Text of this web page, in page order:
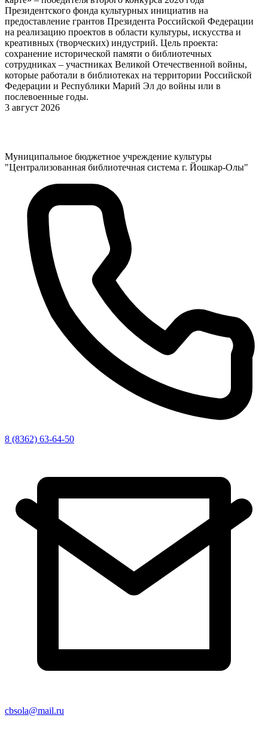
Президентского фонда культурных инициатив на
предоставление грантов Президента Российской Федерации
на реализацию проектов в области культуры, искусства и
креативных (творческих) индустрий. Цель проекта:
сохранение исторической памяти о библиотечных
сотрудниках – участниках Великой Отечественной войны,
которые работали в библиотеках на территории Российской
Федерации и Республики Марий Эл до войны или в
послевоенные годы.
3 август 2026
Муниципальное бюджетное учреждение культуры
"Централизованная библиотечная система г. Йошкар-Олы"
8 (8362) 63-64-50
cbsola@mail.ru